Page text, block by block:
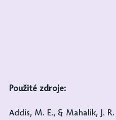
Použité zdroje:
Addis, M. E., & Mahalik, J.